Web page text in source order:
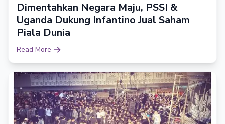
Dimentahkan Negara Maju, PSSI &
Uganda Dukung Infantino Jual Saham
Piala Dunia
Read More